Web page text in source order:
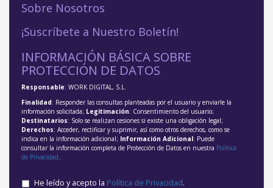
Sobre Nosotros
¡Suscríbete a Nuestro Boletín!
INFORMACIÓN BÁSICA SOBRE
PROTECCIÓN DE DATOS
Responsable: WORK DIGITAL, S.L.
Finalidad: Responder las consultas planteadas por el usuario y enviarle la
información solicitada; Legitimación: Consentimiento del usuario;
Destinatarios: Solo se realizan cesiones si existe una obligación legal;
Derechos: Acceder, rectificar y suprimir, así como otros derechos, como se
indica en la información adicional; Información Adicional: Puede
consultar la información completa de Protección de Datos en nuestra Política
de Privacidad.
He leído y acepto la Política de Privacidad.